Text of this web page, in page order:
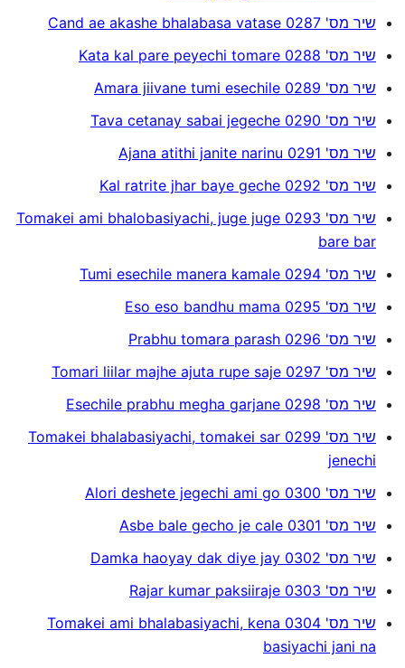
שיר מס' 0287 Cand ae akashe bhalabasa vatase
שיר מס' 0288 Kata kal pare peyechi tomare
שיר מס' 0289 Amara jiivane tumi esechile
שיר מס' 0290 Tava cetanay sabai jegeche
שיר מס' 0291 Ajana atithi janite narinu
שיר מס' 0292 Kal ratrite jhar baye geche
שיר מס' 0293 Tomakei ami bhalobasiyachi, juge juge
bare bar
שיר מס' 0294 Tumi esechile manera kamale
שיר מס' 0295 Eso eso bandhu mama
שיר מס' 0296 Prabhu tomara parash
שיר מס' 0297 Tomari liilar majhe ajuta rupe saje
שיר מס' 0298 Esechile prabhu megha garjane
שיר מס' 0299 Tomakei bhalabasiyachi, tomakei sar
jenechi
שיר מס' 0300 Alori deshete jegechi ami go
שיר מס' 0301 Asbe bale gecho je cale
שיר מס' 0302 Damka haoyay dak diye jay
שיר מס' 0303 Rajar kumar paksiiraje
שיר מס' 0304 Tomakei ami bhalabasiyachi, kena
basiyachi jani na